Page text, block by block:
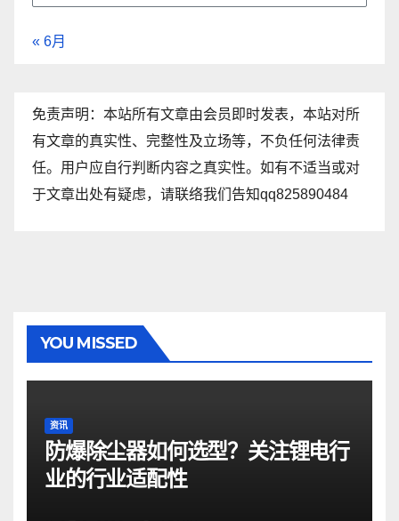
« 6月
免责声明：本站所有文章由会员即时发表，本站对所
有文章的真实性、完整性及立场等，不负任何法律责
任。用户应自行判断内容之真实性。如有不适当或对
于文章出处有疑虑，请联络我们告知qq825890484
YOU MISSED
资讯
防爆除尘器如何选型？关注锂电行
业的行业适配性